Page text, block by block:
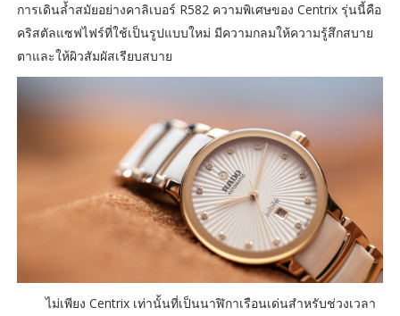
การเดินล้ำสมัยอย่างคาลิเบอร์ R582 ความพิเศษของ Centrix รุ่นนี้คือ
คริสตัลแซฟไฟร์ที่ใช้เป็นรูปแบบใหม่ มีความกลมให้ความรู้สึกสบาย
ตาและให้ผิวสัมผัสเรียบสบาย
ไม่เพียง Centrix เท่านั้นที่เป็นนาฬิกาเรือนเด่นสำหรับช่วงเวลา